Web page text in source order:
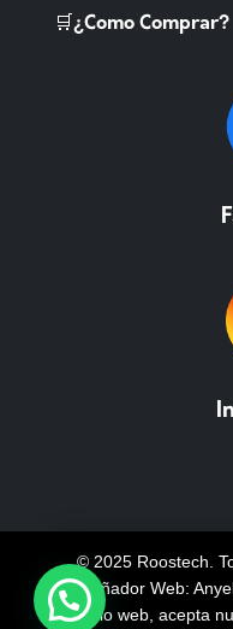
🛒¿Como Comprar?
© 2025 Roostech.
Diseñador Web:
sitio web, acepta